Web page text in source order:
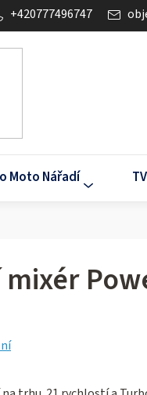
+420777496747
Moto Nářadí